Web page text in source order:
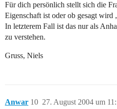
Für dich persönlich stellt sich die
Eigenschaft ist oder ob gesagt wird
In letzterem Fall ist das nur als
zu verstehen.
Gruss, Niels
Anwar 27. August 2004 um
10